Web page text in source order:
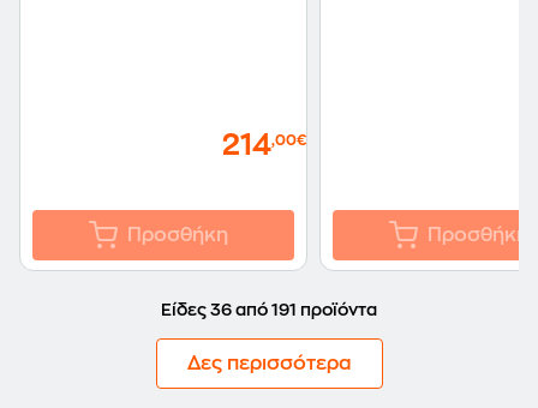
214,00€
Προσθήκη Προσθήκη
Είδες 36 από 191 προϊόντα
Δες περισσότερα